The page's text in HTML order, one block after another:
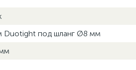
Duotight под шланг Ø8 мм